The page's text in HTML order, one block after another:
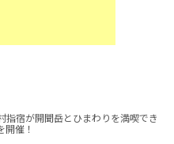
指宿が開聞岳とひまわりを満喫でき
開催！